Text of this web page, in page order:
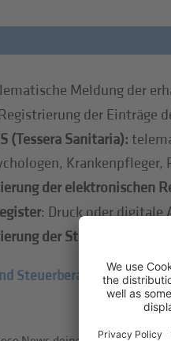
Meldung der
der Einträge
(Tessera Sanitaria):
der elektronischen
: Druck oder digitale
der
Steuerberatung